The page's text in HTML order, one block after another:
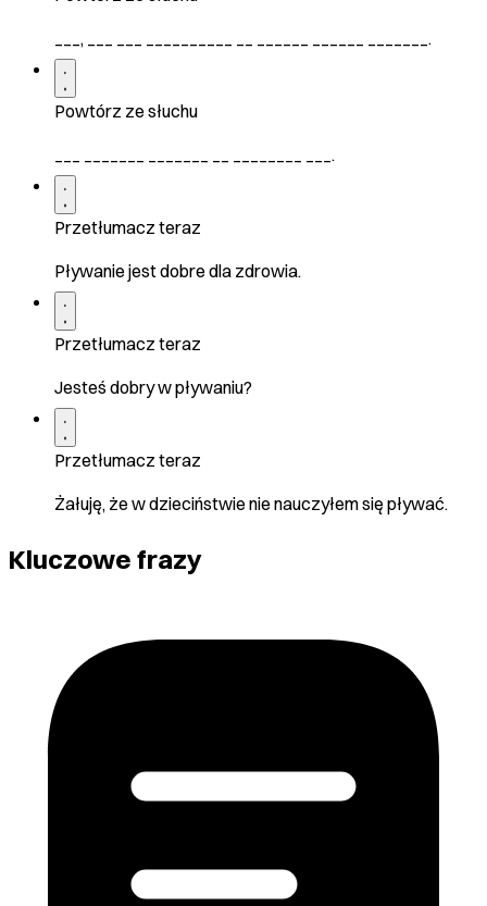
___, ___ ___ __________ __ ______ ______ _______.
Powtórz ze słuchu
___ _______ _______ __ ________ ___.
Przetłumacz teraz
Pływanie jest dobre dla zdrowia.
Przetłumacz teraz
Jesteś dobry w pływaniu?
Przetłumacz teraz
Żałuję, że w dzieciństwie nie nauczyłem się pływać.
Kluczowe frazy